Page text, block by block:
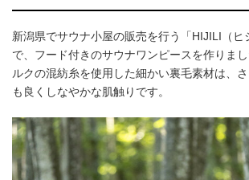
新潟県でサウナ小屋の販売を行う「HIJILI（ヒ
で、フード付きのサウナワンピースを作りま
ルクの混紡糸を使用した細かい裏毛素材は、
も良くしなやかな肌触りです。